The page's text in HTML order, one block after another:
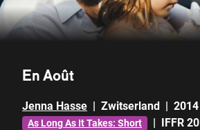
En Août
Jenna Hasse | Zwitserland | 2014
As Long As It Takes: Short | IFFR